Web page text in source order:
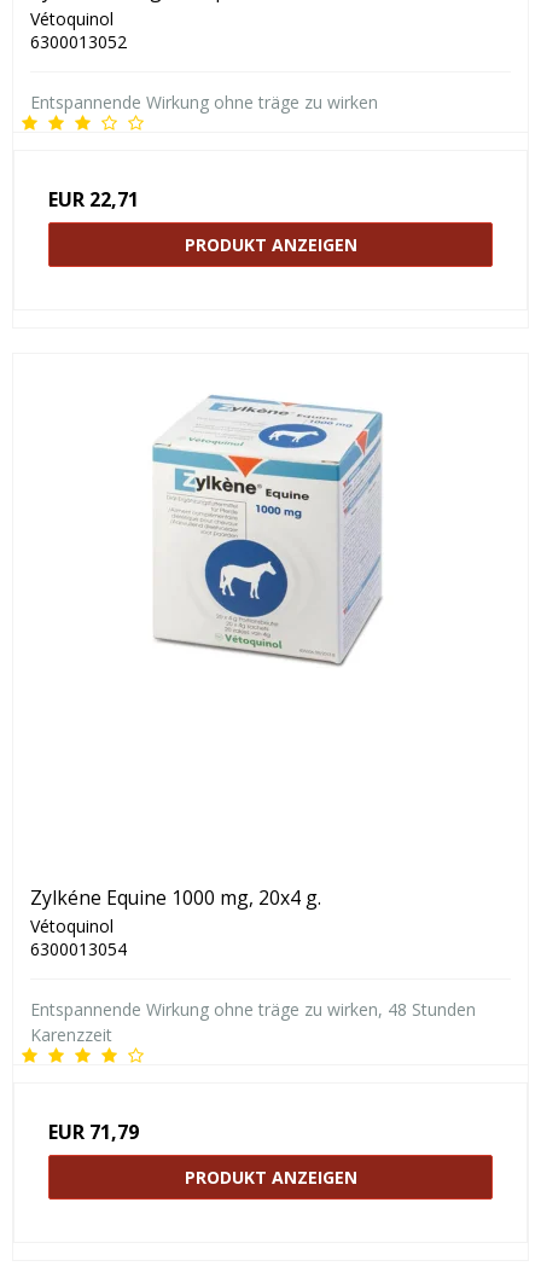
Vétoquinol
6300013052
Entspannende Wirkung ohne träge zu wirken
EUR 22,71
PRODUKT ANZEIGEN
Zylkéne Equine 1000 mg, 20x4 g.
Vétoquinol
6300013054
Entspannende Wirkung ohne träge zu wirken, 48 Stunden
Karenzzeit
EUR 71,79
PRODUKT ANZEIGEN